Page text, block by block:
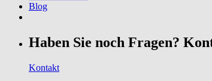
Blog
Haben Sie noch Fragen?
Kontakt